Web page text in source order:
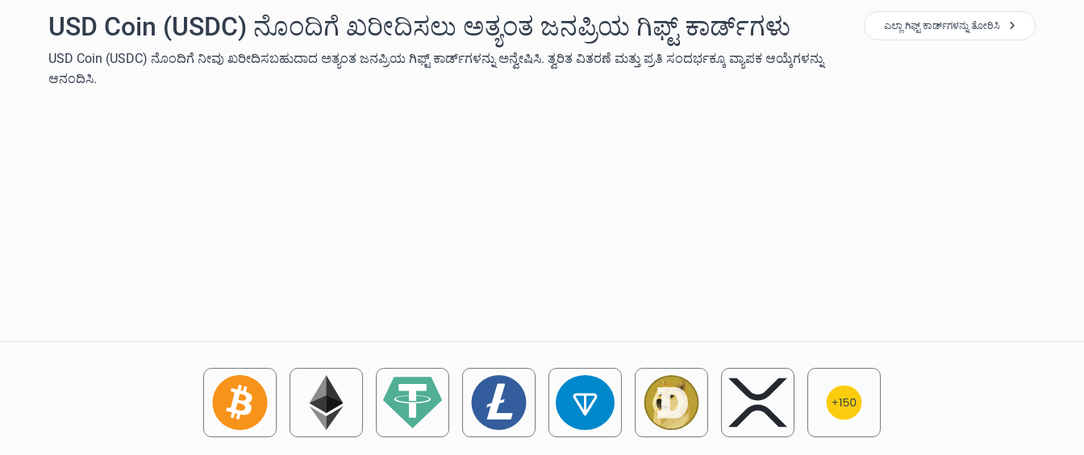
USD Coin (USDC) ನೊಂದಿಗೆ ಖರೀದಿಸಲು ಅತ್ಯಂತ ಜನಪ್ರಿಯ ಗಿಫ್ಟ್ ಕಾರ್ಡ್‌ಗಳು
USD Coin (USDC) ನೊಂದಿಗೆ ನೀವು ಖರೀದಿಸಬಹುದಾದ ಅತ್ಯಂತ ಜನಪ್ರಿಯ ಗಿಫ್ಟ್ ಕಾರ್ಡ್‌ಗಳನ್ನು ಅನ್ವೇಷಿಸಿ. ತ್ವರಿತ ವಿತರಣೆ ಮತ್ತು ಪ್ರತಿ ಸಂದರ್ಭಕ್ಕೂ ವ್ಯಾಪಕ ಆಯ್ಕೆಗಳನ್ನು
ಆನಂದಿಸಿ.
ಎಲ್ಲಾ ಗಿಫ್ಟ್ ಕಾರ್ಡ್‌ಗಳನ್ನು ತೋರಿಸಿ